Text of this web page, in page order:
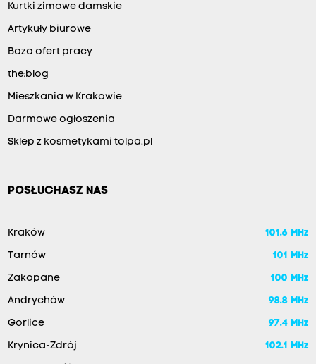
Kurtki zimowe damskie
Artykuły biurowe
Baza ofert pracy
the:blog
Mieszkania w Krakowie
Darmowe ogłoszenia
Sklep z kosmetykami tolpa.pl
POSŁUCHASZ NAS
Kraków 101.6 MHz
Tarnów 101 MHz
Zakopane 100 MHz
Andrychów 98.8 MHz
Gorlice 97.4 MHz
Krynica-Zdrój 102.1 MHz